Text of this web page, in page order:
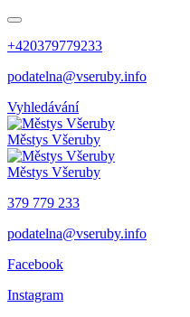
+420379779233
podatelna@vseruby.info
Vyhledávání
Městys Všeruby
Městys Všeruby
379 779 233
podatelna@vseruby.info
Facebook
Instagram